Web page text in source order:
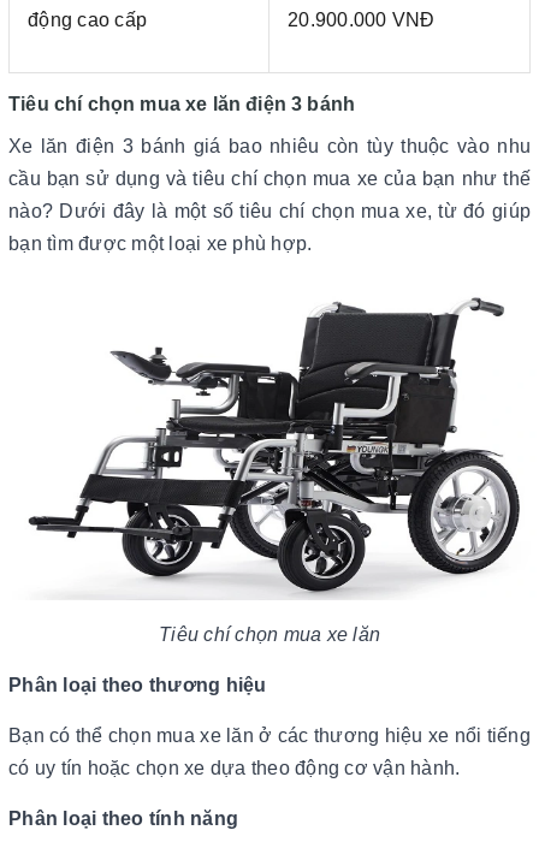
động cao cấp
20.900.000 VNĐ
Tiêu chí chọn mua xe lăn điện 3 bánh
Xe lăn điện 3 bánh giá bao nhiêu còn tùy thuộc vào nhu
cầu bạn sử dụng và tiêu chí chọn mua xe của bạn như thế
nào? Dưới đây là một số tiêu chí chọn mua xe, từ đó giúp
bạn tìm được một loại xe phù hợp.
Tiêu chí chọn mua xe lăn
Phân loại theo thương hiệu
Bạn có thể chọn mua xe lăn ở các thương hiệu xe nổi tiếng
có uy tín hoặc chọn xe dựa theo động cơ vận hành.
Phân loại theo tính năng